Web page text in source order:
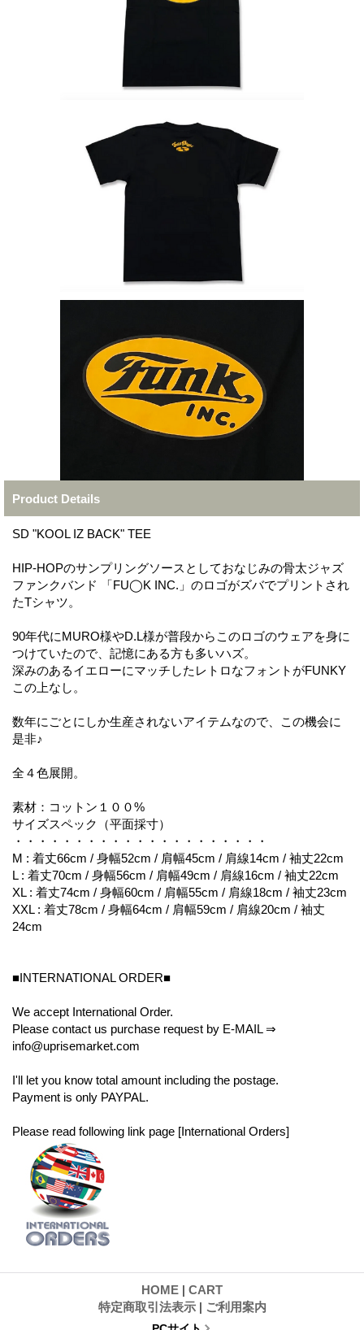
Product Details
SD "KOOL IZ BACK" TEE
HIP-HOPのサンプリングソースとしておなじみの骨太ジャズ
ファンクバンド 「FU◯K INC.」のロゴがズバでプリントされ
たTシャツ。
90年代にMURO様やD.L様が普段からこのロゴのウェアを身に
つけていたので、記憶にある方も多いハズ。
深みのあるイエローにマッチしたレトロなフォントがFUNKY
この上なし。
数年にごとにしか生産されないアイテムなので、この機会に
是非♪
全４色展開。
素材：コットン１００%
サイズスペック（平面採寸）
・・・・・・・・・・・・・・・・・・・・・
M : 着丈66cm / 身幅52cm / 肩幅45cm / 肩線14cm / 袖丈22cm
L : 着丈70cm / 身幅56cm / 肩幅49cm / 肩線16cm / 袖丈22cm
XL : 着丈74cm / 身幅60cm / 肩幅55cm / 肩線18cm / 袖丈23cm
XXL : 着丈78cm / 身幅64cm / 肩幅59cm / 肩線20cm / 袖丈
24cm
■INTERNATIONAL ORDER■
We accept International Order.
Please contact us purchase request by E-MAIL ⇒
info@uprisemarket.com
I'll let you know total amount including the postage.
Payment is only PAYPAL.
Please read following link page [International Orders]
HOME | CART
特定商取引法表示 | ご利用案内